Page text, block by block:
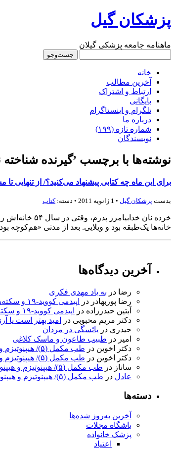
پزشکان گیل
ماهنامه جامعه پزشکی گیلان
خانه
آخرین مطالب
ارتباط و اشتراک
بایگانی
تلگرام و اینستاگرام
درباره‌ ما
شماره‌‌ تازه (۱۹۹)
نویسندگان
نوشته‌ها با برچسب ’گيرنده شناخته
برای این ماه چه کتابی پیشنهاد می‌کنید؟/ از تنهایی
بدست پزشكان گيل • 1 ژانویه 2011 • دسته: کتاب
خانه‌ها یک‌طبقه بود و ویلایی. بعد از مدتی «هم‌کوچه
آخرین دیدگاه‌ها
رضا در به ‌یاد مهدی فکری
رضا پوربهادر در
اپیدمی کووید-۱۹ و سکته‌های زودرس قلبی
آبتین حیدرزاده در
اپیدمی کووید-۱۹ و سکته‌های زودرس قلبی
دکتر مریم محبوبی در
امید بهتر است یا
حيدري در یائسگی در مردان
امیر در طبیب طاعون و ماسک کلاغی
دکتر اخوین در طب مکمل (۵)/ هیپنوتیزم و هیپنوتراپی/ دکتر حمید اخوین
دکتر اخوین در طب مکمل (۵)/ هیپنوتیزم و هیپنوتراپی/ دکتر حمید اخوین
ساناز در طب مکمل (۵)/ هیپنوتیزم و هیپنوتراپی/ دکتر حمید اخوین
عادل در طب مکمل (۵)/ هیپنوتیزم و هیپنوتراپی/ دکتر حمید اخوین
دسته‌ها
آخرین به‌روز شده‌ها
باشگاه مجلات
پزشک خانواده
اعتیاد